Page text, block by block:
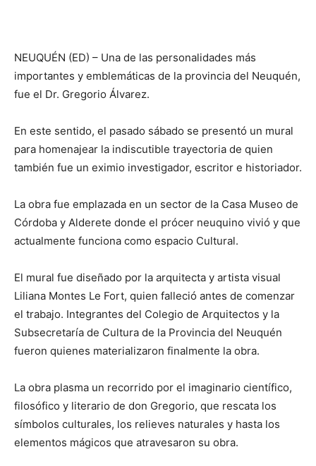
NEUQUÉN (ED) – Una de las personalidades más
importantes y emblemáticas de la provincia del Neuquén,
fue el Dr. Gregorio Álvarez.
En este sentido, el pasado sábado se presentó un mural
para homenajear la indiscutible trayectoria de quien
también fue un eximio investigador, escritor e historiador.
La obra fue emplazada en un sector de la Casa Museo de
Córdoba y Alderete donde el prócer neuquino vivió y que
actualmente funciona como espacio Cultural.
El mural fue diseñado por la arquitecta y artista visual
Liliana Montes Le Fort, quien falleció antes de comenzar
el trabajo. Integrantes del Colegio de Arquitectos y la
Subsecretaría de Cultura de la Provincia del Neuquén
fueron quienes materializaron finalmente la obra.
La obra plasma un recorrido por el imaginario científico,
filosófico y literario de don Gregorio, que rescata los
símbolos culturales, los relieves naturales y hasta los
elementos mágicos que atravesaron su obra.